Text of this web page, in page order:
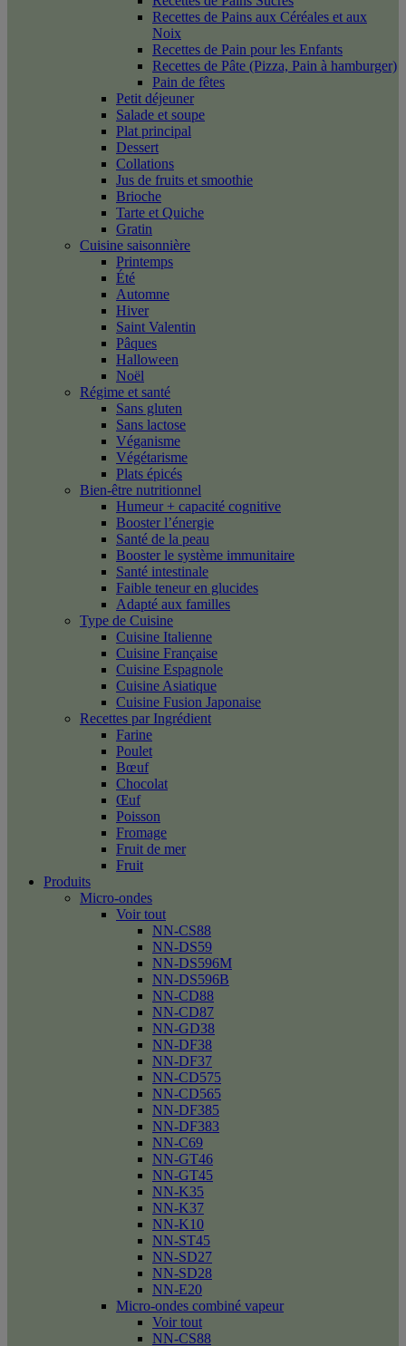
Recettes de Pains aux Céréales et aux
Noix
Recettes de Pain pour les Enfants
Recettes de Pâte (Pizza, Pain à hamburger)
Pain de fêtes
Petit déjeuner
Salade et soupe
Plat principal
Dessert
Collations
Jus de fruits et smoothie
Brioche
Tarte et Quiche
Gratin
Cuisine saisonnière
Printemps
Été
Automne
Hiver
Saint Valentin
Pâques
Halloween
Noël
Régime et santé
Sans gluten
Sans lactose
Véganisme
Végétarisme
Plats épicés
Bien-être nutritionnel
Humeur + capacité cognitive
Booster l’énergie
Santé de la peau
Booster le système immunitaire
Santé intestinale
Faible teneur en glucides
Adapté aux familles
Type de Cuisine
Cuisine Italienne
Cuisine Française
Cuisine Espagnole
Cuisine Asiatique
Cuisine Fusion Japonaise
Recettes par Ingrédient
Farine
Poulet
Bœuf
Chocolat
Œuf
Poisson
Fromage
Fruit de mer
Fruit
Produits
Micro-ondes
Voir tout
NN-CS88
NN-DS59
NN-DS596M
NN-DS596B
NN-CD88
NN-CD87
NN-GD38
NN-DF38
NN-DF37
NN-CD575
NN-CD565
NN-DF385
NN-DF383
NN-C69
NN-GT46
NN-GT45
NN-K35
NN-K37
NN-K10
NN-ST45
NN-SD27
NN-SD28
NN-E20
Micro-ondes combiné vapeur
Voir tout
NN-CS88